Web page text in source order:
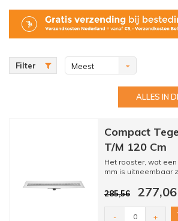
Filter
Meest
ALLES IN
Compact
T/M 120 Cm
Het rooster, wat
mm is uitneembaar
285,56 277,06
- +